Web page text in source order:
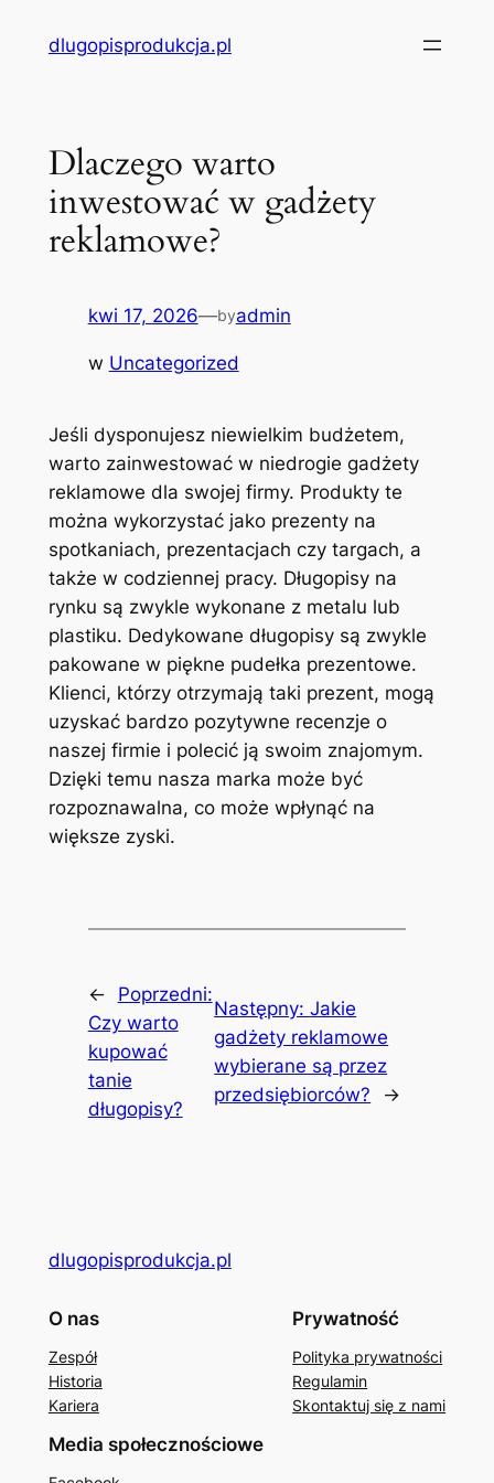
dlugopisprodukcja.pl
Dlaczego warto
inwestować w gadżety
reklamowe?
kwi 17, 2026—byadmin
w Uncategorized
Jeśli dysponujesz niewielkim budżetem,
warto zainwestować w niedrogie gadżety
reklamowe dla swojej firmy. Produkty te
można wykorzystać jako prezenty na
spotkaniach, prezentacjach czy targach, a
także w codziennej pracy. Długopisy na
rynku są zwykle wykonane z metalu lub
plastiku. Dedykowane długopisy są zwykle
pakowane w piękne pudełka prezentowe.
Klienci, którzy otrzymają taki prezent, mogą
uzyskać bardzo pozytywne recenzje o
naszej firmie i polecić ją swoim znajomym.
Dzięki temu nasza marka może być
rozpoznawalna, co może wpłynąć na
większe zyski.
←
Poprzedni:
Czy warto
kupować
tanie
długopisy?
Następny:Jakie
gadżety reklamowe
wybierane są przez
przedsiębiorców?
→
dlugopisprodukcja.pl
O nas
Zespół
Historia
Kariera
Prywatność
Polityka prywatności
Regulamin
Skontaktuj się z nami
Media społecznościowe